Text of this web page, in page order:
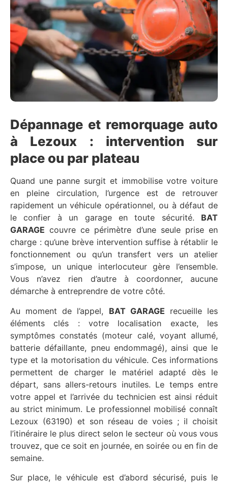
Dépannage et remorquage auto
à Lezoux : intervention sur
place ou par plateau
Quand une panne surgit et immobilise votre voiture
en pleine circulation, l’urgence est de retrouver
rapidement un véhicule opérationnel, ou à défaut de
le confier à un garage en toute sécurité. BAT
GARAGE couvre ce périmètre d’une seule prise en
charge : qu’une brève intervention suffise à rétablir le
fonctionnement ou qu’un transfert vers un atelier
s’impose, un unique interlocuteur gère l’ensemble.
Vous n’avez rien d’autre à coordonner, aucune
démarche à entreprendre de votre côté.
Au moment de l’appel, BAT GARAGE recueille les
éléments clés : votre localisation exacte, les
symptômes constatés (moteur calé, voyant allumé,
batterie défaillante, pneu endommagé), ainsi que le
type et la motorisation du véhicule. Ces informations
permettent de charger le matériel adapté dès le
départ, sans allers-retours inutiles. Le temps entre
votre appel et l’arrivée du technicien est ainsi réduit
au strict minimum. Le professionnel mobilisé connaît
Lezoux (63190) et son réseau de voies ; il choisit
l’itinéraire le plus direct selon le secteur où vous vous
trouvez, que ce soit en journée, en soirée ou en fin de
semaine.
Sur place, le véhicule est d’abord sécurisé, puis le